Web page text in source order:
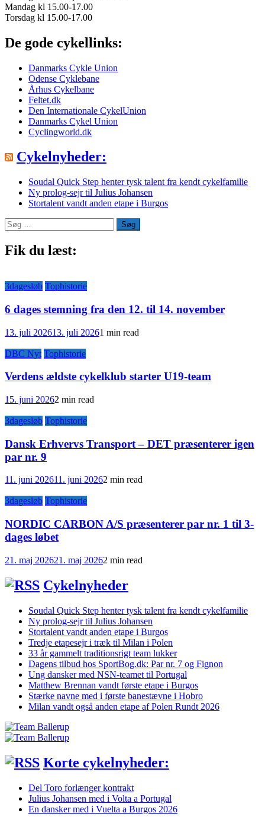
Mandag kl 15.00-17.00
Torsdag kl 15.00-17.00
De gode cykellinks:
Danmarks Cykle Union
Odense Cyklebane
Århus Cykelbane
Feltet.dk
Den Internationale CykelUnion
Danmarks Cykel Union
Cyclingworld.dk
Cykelnyheder:
Soudal Quick Step henter tysk talent fra kendt cykelfamilie
Ny prolog-sejr til Julius Johansen
Stortalent vandt anden etape i Burgos
Søg
efter:
Fik du læst:
3dagesløb Tophistorie
6 dages stemning fra den 12. til 14. november
13. juli 202613. juli 20261 min read
DBC Nyt Tophistorie
Verdens ældste cykelklub starter U19-team
15. juni 20262 min read
3dagesløb Tophistorie
Dansk Erhvervs Transport – DET præsenterer igen
par nr. 9
11. juni 202611. juni 20262 min read
3dagesløb Tophistorie
NORDIC CARBON A/S præsenterer par nr. 1 til 3-
dages løbet
21. maj 202621. maj 20262 min read
Cykelnyheder
Soudal Quick Step henter tysk talent fra kendt cykelfamilie
Ny prolog-sejr til Julius Johansen
Stortalent vandt anden etape i Burgos
Tredje etapesejr i træk til Milan i Polen
33 år gammelt traditionsrigt team lukker
Dagens tilbud hos SportBog.dk: Par nr. 7 og Fignon
Ung dansker med NSN-teamet til Portugal
Matthew Brennan vandt første etape i Burgos
Stærke navne med i første banestævne i Hobro
Milan vandt også anden etape af Polen Rundt 2026
Korte cykelnyheder:
Del Toro forlænger kontrakt
Julius Johansen med i Volta a Portugal
En dansker med i Vuelta a Burgos 2026